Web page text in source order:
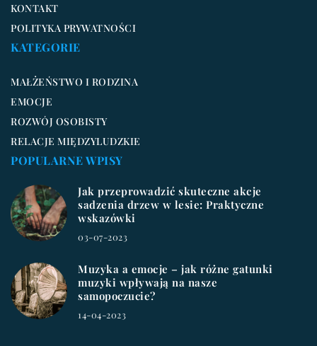
KONTAKT
POLITYKA PRYWATNOŚCI
KATEGORIE
MAŁŻEŃSTWO I RODZINA
EMOCJE
ROZWÓJ OSOBISTY
RELACJE MIĘDZYLUDZKIE
POPULARNE WPISY
Jak przeprowadzić skuteczne akcje
sadzenia drzew w lesie: Praktyczne
wskazówki
03-07-2023
Muzyka a emocje – jak różne gatunki
muzyki wpływają na nasze
samopoczucie?
14-04-2023